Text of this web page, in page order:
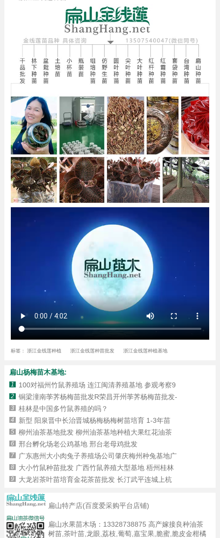
标签： 浙江金线莲种植 浙江金线莲种苗批发 浙江金线莲种植基地
扁山杨梅苗木基地:
1 100对福州竹鼠养殖场 连江闽清养殖基地 参观考察9
2 铜梁潼南荸荠杨梅苗批发R荣昌开州荸荠杨梅苗批发-
3 桂林是中国多竹鼠养殖的吗？
4 新型 阳泉晋中长治晋城杨梅杨梅树苗培育 1-3年苗
5 柳州油茶基地批发 柳州油茶基地种植大果红花油茶
6 邢台孵化场老公鸡基地 邢台老母鸡批发
7 广东惠州大小肉兔子养殖场公司肇庆梅州种兔基地广
8 大小竹鼠种苗批发 广西竹鼠养殖大型基地 梧州桂林
9 大龙岩茶叶苗培育金花茶苗批发 长汀武平连城上杭
扁山特产店(百度爱采购平台店铺)
扁山水果苗木场： 13328738875 高产嫁接良种油茶
树苗,茶叶苗,龙眼,荔枝,葡萄,嘉宝果,脆蜜,脆皮金柑橘